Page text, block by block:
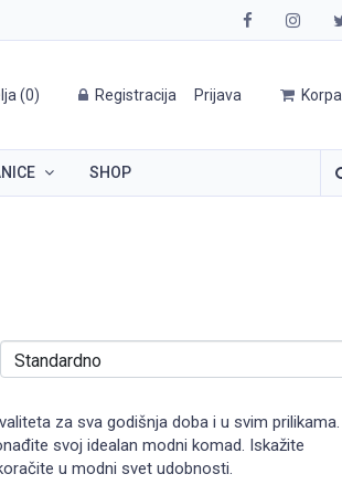
(0) Registracija Prijava Korpa
SHOP
za sva godišnja doba i u svim prilikama.
svoj idealan modni komad. Iskažite
u modni svet udobnosti.